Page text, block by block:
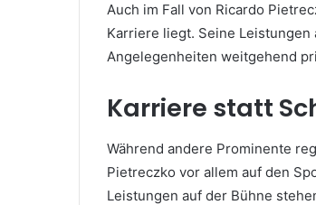
Auch im Fall von Ricardo
Karriere liegt. Seine
Angelegenheiten weitgehend
Karriere statt
Während andere Prominente
Pietreczko vor allem auf den
Leistungen auf der Bühne